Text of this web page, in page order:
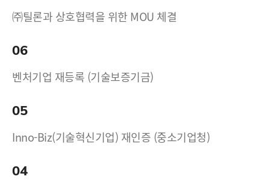
㈜틸론과 상호협력을 위한 MOU 체결
06
벤처기업 재등록 (기술보증기금)
05
Inno-Biz(기술혁신기업) 재인증 (중소기업청)
04